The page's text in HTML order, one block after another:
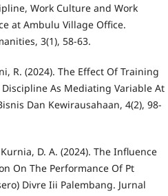
Work Culture and Work
at Ambulu Village Office.
3(1), 58-63.
R. (2024). The Effect Of Training
As Mediating Variable At
Dan Kewirausahaan, 4(2), 98-
D. A. (2024). The Influence
On The Performance Of Pt
Divre Iii Palembang. Jurnal